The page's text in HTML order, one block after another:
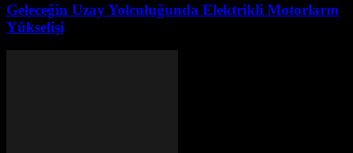
Geleceğin Uzay Yolculuğunda Elektrikli Motorların
Yükselişi